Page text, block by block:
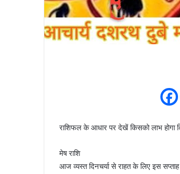
राशिफल के आधार पर देखें किसको लाभ होगा
मेष राशि
आज व्यस्त दिनचर्या से राहत के लिए इस